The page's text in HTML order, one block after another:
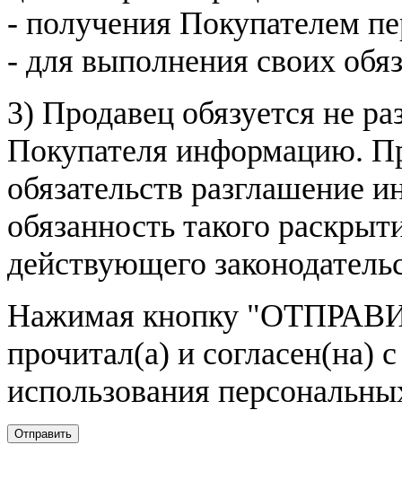
- получения Покупателем
- для выполнения своих
3) Продавец обязуется не
Покупателя информацию.
обязательств разглашение
обязанность такого
действующего
Нажимая кнопку
прочитал(а) и согласен(на)
использования
Отправить